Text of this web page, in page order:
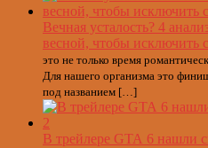
Вечная усталость? 4
весной, чтобы исключить
это не только время
Для нашего организма это
под названием […]
В трейлере GTA 6 нашли